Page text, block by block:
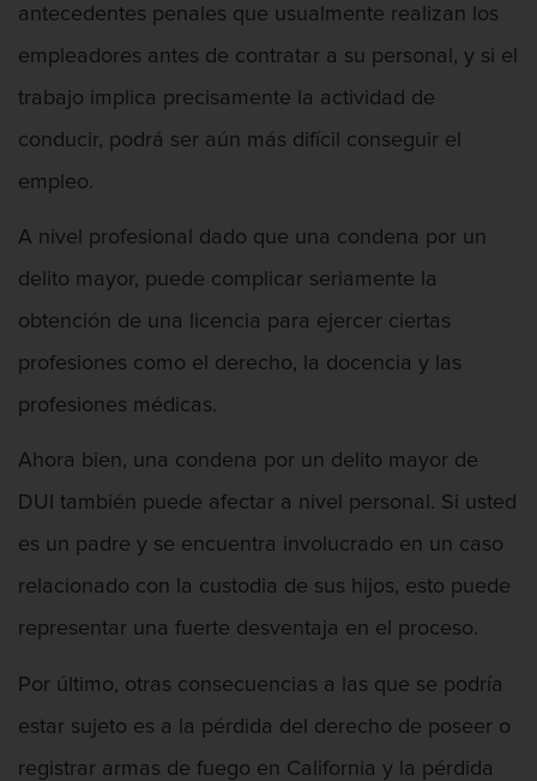
antecedentes penales que usualmente realizan los
empleadores antes de contratar a su personal, y si el
trabajo implica precisamente la actividad de
conducir, podrá ser aún más difícil conseguir el
empleo.
A nivel profesional dado que una condena por un
delito mayor, puede complicar seriamente la
obtención de una licencia para ejercer ciertas
profesiones como el derecho, la docencia y las
profesiones médicas.
Ahora bien, una condena por un delito mayor de
DUI también puede afectar a nivel personal. Si usted
es un padre y se encuentra involucrado en un caso
relacionado con la custodia de sus hijos, esto puede
representar una fuerte desventaja en el proceso.
Por último, otras consecuencias a las que se podría
estar sujeto es a la pérdida del derecho de poseer o
registrar armas de fuego en California y la pérdida